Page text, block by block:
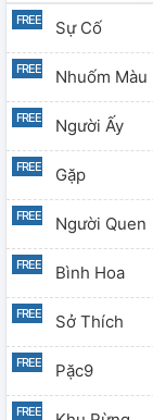
Sự Cố
Nhuốm Màu
Người Ấy
Gặp
Người Quen
Bình Hoa
Sở Thích
Pặc9